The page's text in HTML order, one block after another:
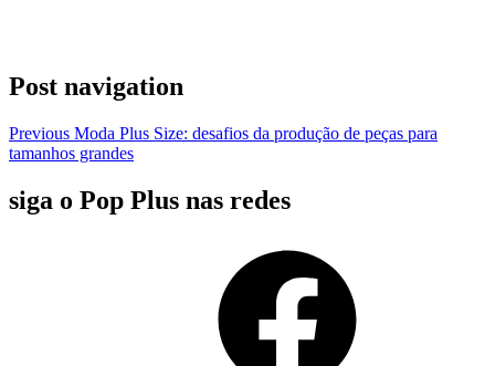
Post navigation
Previous Moda Plus Size: desafios da produção de peças para
tamanhos grandes
siga o Pop Plus nas redes